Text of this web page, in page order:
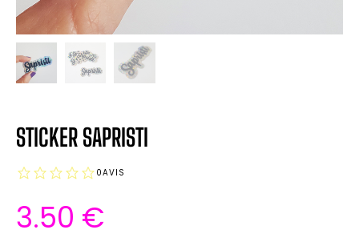
STICKER SAPRISTI
0AVIS
3.50 €